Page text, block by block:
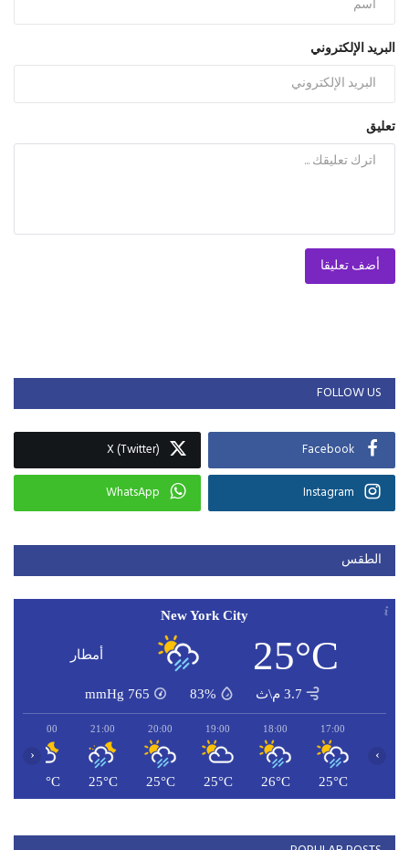
البريد الإلكتروني
تعليق
أضف تعليقا
FOLLOW US
Facebook
X (Twitter)
Instagram
WhatsApp
الطقس
New York City
25°C أمطار
3.7 م\ث 83%
765
mmHg
17:00
25°C
18:00
26°C
19:00
25°C
20:00
25°C
21:00
25°C
22:00
24°C
‹ ›